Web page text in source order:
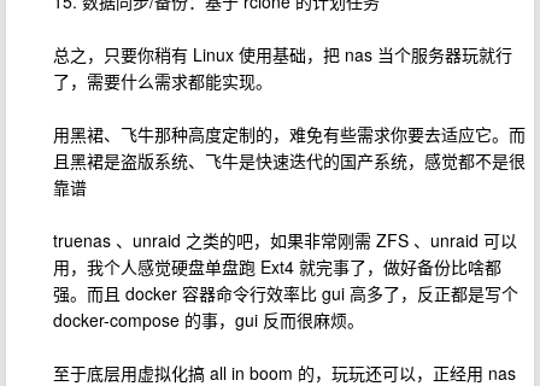
总之，只要你稍有 Linux 使用基础，把 nas 当个服务器玩就行
了，需要什么需求都能实现。
用黑裙、飞牛那种高度定制的，难免有些需求你要去适应它。而
且黑裙是盗版系统、飞牛是快速迭代的国产系统，感觉都不是很
靠谱
truenas 、unraid 之类的吧，如果非常刚需 ZFS 、unraid 可以
用，我个人感觉硬盘单盘跑 Ext4 就完事了，做好备份比啥都
强。而且 docker 容器命令行效率比 gui 高多了，反正都是写个
docker-compose 的事，gui 反而很麻烦。
至于底层用虚拟化搞 all in boom 的，玩玩还可以，正经用 nas